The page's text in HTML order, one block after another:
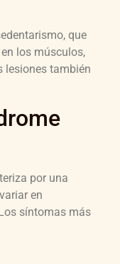
que
los músculos,
lesiones también
por una
en
síntomas más